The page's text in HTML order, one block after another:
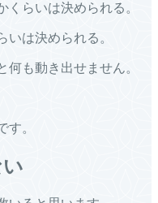
らいは決められる。
いは決められる。
も動き出せません。
す。